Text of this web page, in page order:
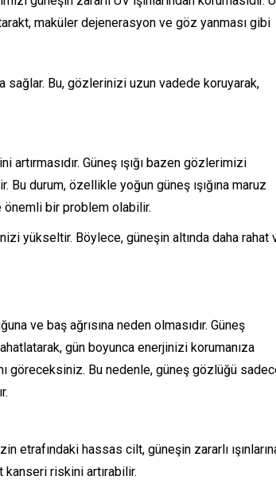
maküler dejenerasyon ve göz yanması gibi
sağlar. Bu, gözlerinizi uzun vadede koruyarak,
Güneş ışığı bazen gözlerimizi
durum, özellikle yoğun güneş ışığına maruz
önemli bir problem olabilir.
yükseltir. Böylece, güneşin altında daha rahat
ve baş ağrısına neden olmasıdır. Güneş
gün boyunca enerjinizi korumanıza
göreceksiniz. Bu nedenle, güneş gözlüğü
etrafındaki hassas cilt, güneşin zararlı
kanseri riskini artırabilir.